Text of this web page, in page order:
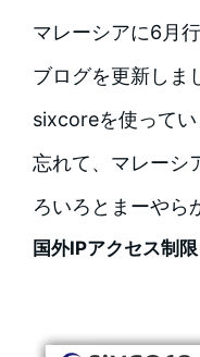
マレーシアに6月
ブログを更新しま
sixcoreを使ってい
忘れて、マレーシ
ろいろとまーやら
国外IPアクセス制限